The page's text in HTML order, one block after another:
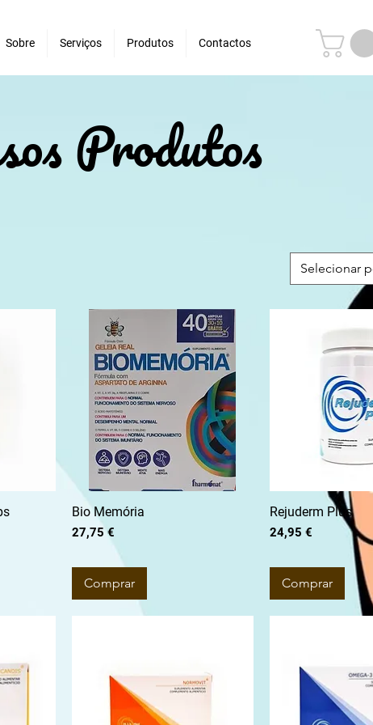
Sobre Serviços Produtos Contactos
Produtos
Selecionar
Bio Memória
Preço
27,75 €
Comprar
Rejuderm Plus
Preço
24,95 €
Comprar